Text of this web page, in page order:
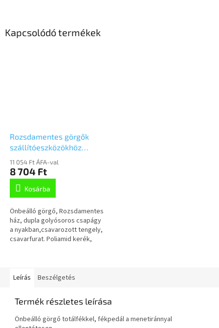
Kapcsolódó termékek
Rozsdamentes görgők
szállítóeszközökhöz
80mm, önbeálló,
csavarfurat,
8470UOO080P30-13
11 054 Ft ÁFA-val
8 704 Ft
Kosárba
Önbeálló görgő, Rozsdamentes
ház, dupla golyósoros csapágy
a nyakban,csavarozott tengely,
csavarfurat. Poliamid kerék,
Leírás Beszélgetés
Termék részletes leírása
Önbeálló görgő totálfékkel, fékpedál a menetiránnyal